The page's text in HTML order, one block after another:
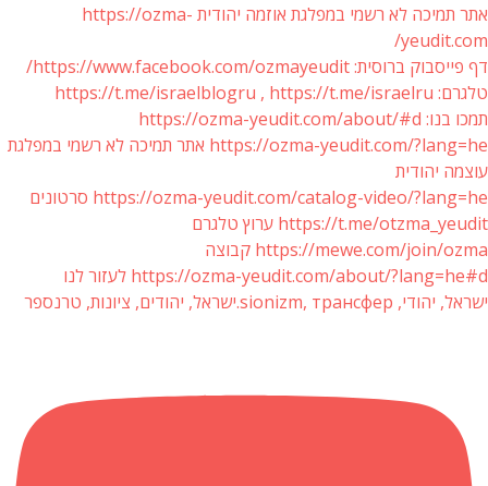
אתר תמיכה לא רשמי במפלגת אוזמה יהודית https://ozma-
yeudit.com/
דף פייסבוק ברוסית: https://www.facebook.com/ozmayeudit/
טלגרם: https://t.me/israelblogru , https://t.me/israelru
תמכו בנו: https://ozma-yeudit.com/about/#d
https://ozma-yeudit.com/?lang=he אתר תמיכה לא רשמי במפלגת
עוצמה יהודית
https://ozma-yeudit.com/catalog-video/?lang=he סרטונים
https://t.me/otzma_yeudit ערוץ טלגרם
https://mewe.com/join/ozma קבוצה
https://ozma-yeudit.com/about/?lang=he#d לעזור לנו
ישראל, יהודי, sionizm, трансфер.ישראל, יהודים, ציונות, טרנספר